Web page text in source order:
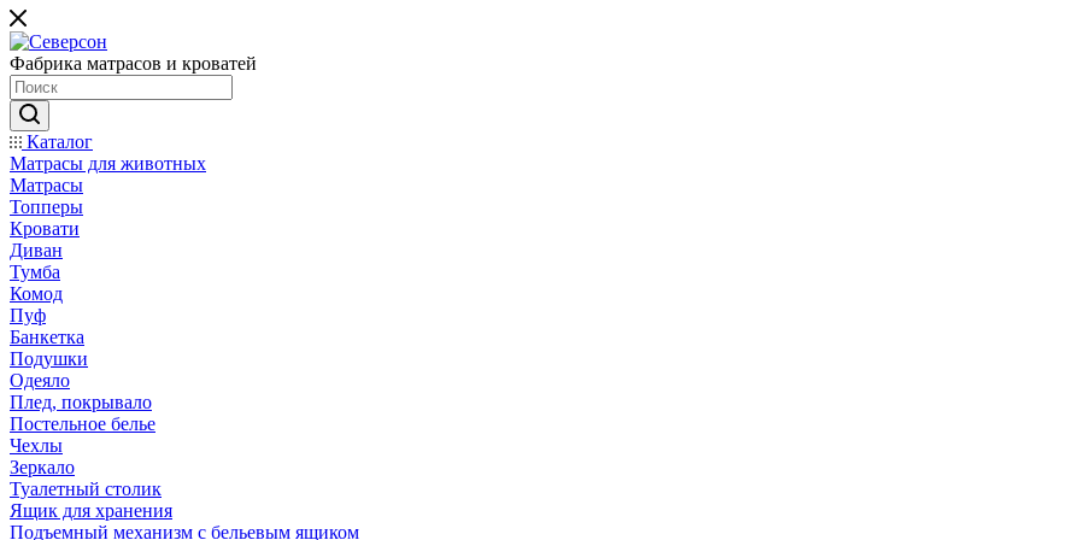
Фабрика матрасов и кроватей
Каталог
Матрасы для животных
Матрасы
Топперы
Кровати
Диван
Тумба
Комод
Пуф
Банкетка
Подушки
Одеяло
Плед, покрывало
Постельное белье
Чехлы
Зеркало
Туалетный столик
Ящик для хранения
Подъемный механизм с бельевым ящиком